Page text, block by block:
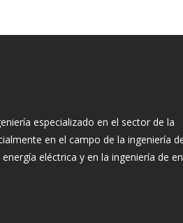
especializado en el sector de la
en el campo de la ingeniería
eléctrica y en la ingeniería de